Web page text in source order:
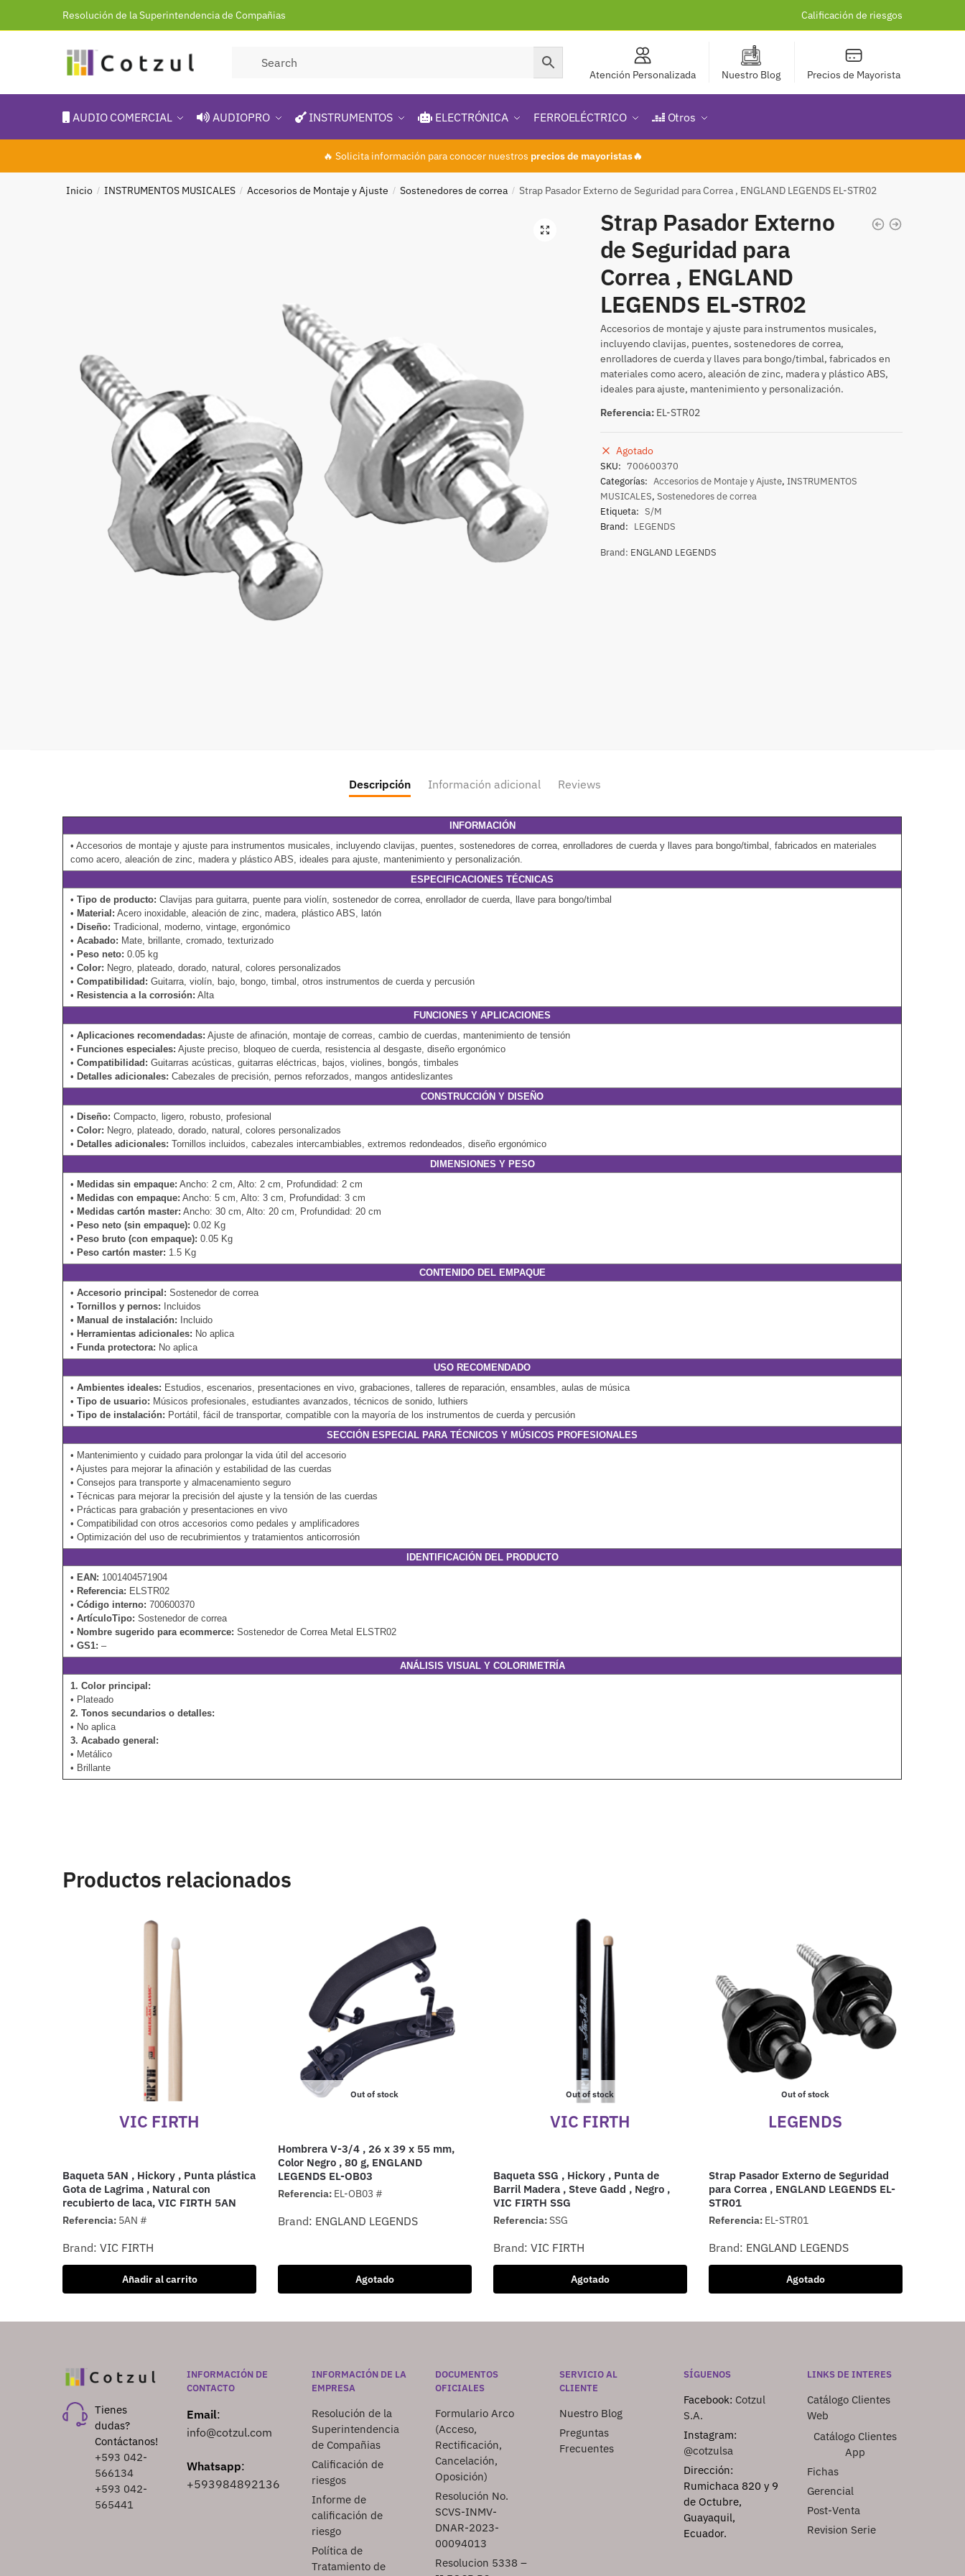
Resolución de la Superintendencia de Compañias Calificación de riesgos
Atención Personalizada Nuestro Blog Precios de Mayorista
AUDIO COMERCIAL AUDIOPRO INSTRUMENTOS ELECTRÓNICA FERROELÉCTRICO Otros
🔥 Solicita información para conocer nuestros precios de mayoristas🔥
Inicio / INSTRUMENTOS MUSICALES / Accesorios de Montaje y Ajuste / Sostenedores de correa / Strap Pasador Externo de Seguridad para Correa , ENGLAND LEGENDS EL-STR02
🔍
Strap Pasador Externo
de Seguridad para
Correa , ENGLAND
LEGENDS EL-STR02
Accesorios de montaje y ajuste para instrumentos musicales,
incluyendo clavijas, puentes, sostenedores de correa,
enrolladores de cuerda y llaves para bongo/timbal, fabricados en
materiales como acero, aleación de zinc, madera y plástico ABS,
ideales para ajuste, mantenimiento y personalización.
Referencia: EL-STR02
Agotado
SKU: 700600370
Categorías: Accesorios de Montaje y Ajuste, INSTRUMENTOS
MUSICALES, Sostenedores de correa
Etiqueta: S/M
Brand: LEGENDS
Brand: ENGLAND LEGENDS
Descripción Información adicional Reviews
INFORMACIÓN
• Accesorios de montaje y ajuste para instrumentos musicales, incluyendo clavijas, puentes, sostenedores de correa, enrolladores de cuerda y llaves para bongo/timbal, fabricados en materiales
como acero, aleación de zinc, madera y plástico ABS, ideales para ajuste, mantenimiento y personalización.
ESPECIFICACIONES TÉCNICAS
•Tipo de producto: Clavijas para guitarra, puente para violín, sostenedor de correa, enrollador de cuerda, llave para bongo/timbal
• Material: Acero inoxidable, aleación de zinc, madera, plástico ABS, latón
• Diseño: Tradicional, moderno, vintage, ergonómico
•Acabado: Mate, brillante, cromado, texturizado
• Peso neto: 0.05 kg
•Color: Negro, plateado, dorado, natural, colores personalizados
•Compatibilidad: Guitarra, violín, bajo, bongo, timbal, otros instrumentos de cuerda y percusión
• Resistencia a la corrosión: Alta
FUNCIONES Y APLICACIONES
•Aplicaciones recomendadas: Ajuste de afinación, montaje de correas, cambio de cuerdas, mantenimiento de tensión
• Funciones especiales: Ajuste preciso, bloqueo de cuerda, resistencia al desgaste, diseño ergonómico
•Compatibilidad: Guitarras acústicas, guitarras eléctricas, bajos, violines, bongós, timbales
• Detalles adicionales: Cabezales de precisión, pernos reforzados, mangos antideslizantes
CONSTRUCCIÓN Y DISEÑO
• Diseño: Compacto, ligero, robusto, profesional
•Color: Negro, plateado, dorado, natural, colores personalizados
• Detalles adicionales: Tornillos incluidos, cabezales intercambiables, extremos redondeados, diseño ergonómico
DIMENSIONES Y PESO
• Medidas sin empaque: Ancho: 2 cm, Alto: 2 cm, Profundidad: 2 cm
• Medidas con empaque: Ancho: 5 cm, Alto: 3 cm, Profundidad: 3 cm
• Medidas cartón master: Ancho: 30 cm, Alto: 20 cm, Profundidad: 20 cm
• Peso neto (sin empaque): 0.02 Kg
• Peso bruto (con empaque): 0.05 Kg
• Peso cartón master: 1.5 Kg
CONTENIDO DEL EMPAQUE
•Accesorio principal: Sostenedor de correa
•Tornillos y pernos: Incluidos
• Manual de instalación: Incluido
• Herramientas adicionales: No aplica
• Funda protectora: No aplica
USO RECOMENDADO
•Ambientes ideales: Estudios, escenarios, presentaciones en vivo, grabaciones, talleres de reparación, ensambles, aulas de música
•Tipo de usuario: Músicos profesionales, estudiantes avanzados, técnicos de sonido, luthiers
•Tipo de instalación: Portátil, fácil de transportar, compatible con la mayoría de los instrumentos de cuerda y percusión
SECCIÓN ESPECIAL PARA TÉCNICOS Y MÚSICOS PROFESIONALES
• Mantenimiento y cuidado para prolongar la vida útil del accesorio
• Ajustes para mejorar la afinación y estabilidad de las cuerdas
• Consejos para transporte y almacenamiento seguro
• Técnicas para mejorar la precisión del ajuste y la tensión de las cuerdas
• Prácticas para grabación y presentaciones en vivo
• Compatibilidad con otros accesorios como pedales y amplificadores
• Optimización del uso de recubrimientos y tratamientos anticorrosión
IDENTIFICACIÓN DEL PRODUCTO
• EAN: 1001404571904
• Referencia: ELSTR02
•Código interno: 700600370
•ArtículoTipo: Sostenedor de correa
• Nombre sugerido para ecommerce: Sostenedor de Correa Metal ELSTR02
•GS1: –
ANÁLISIS VISUAL Y COLORIMETRÍA
1. Color principal:
• Plateado
2. Tonos secundarios o detalles:
• No aplica
3. Acabado general:
• Metálico
• Brillante
Productos relacionados
VIC FIRTH
Baqueta 5AN , Hickory , Punta plástica
Gota de Lagrima , Natural con
recubierto de laca, VIC FIRTH 5AN
Referencia: 5AN #
Brand:VIC FIRTH
Añadir al carrito
Out of stock
Hombrera V-3/4 , 26 x 39 x 55 mm,
Color Negro , 80 g, ENGLAND
LEGENDS EL-OB03
Referencia: EL-OB03 #
Brand: ENGLAND LEGENDS
Agotado
Out of stock
VIC FIRTH
Baqueta SSG , Hickory , Punta de
Barril Madera , Steve Gadd , Negro ,
VIC FIRTH SSG
Referencia:SSG
Brand: VIC FIRTH
Agotado
Out of stock
LEGENDS
Strap Pasador Externo de Seguridad
para Correa , ENGLAND LEGENDS EL-
STR01
Referencia: EL-STR01
Brand: ENGLAND LEGENDS
Agotado
Tienes
dudas?
Contáctanos!
+593 042-
566134
+593 042-
565441
INFORMACIÓN DE
CONTACTO
Email:
info@cotzul.com
Whatsapp:
+593984892136
INFORMACIÓN DE LA
EMPRESA
Resolución de la
Superintendencia
de Compañias
Calificación de
riesgos
Informe de
calificación de
riesgo
Política de
Tratamiento de
DOCUMENTOS
OFICIALES
Formulario Arco
(Acceso,
Rectificación,
Cancelación,
Oposición)
Resolución No.
SCVS-INMV-
DNAR-2023-
00094013
Resolucion 5338 –
SERVICIO AL
CLIENTE
Nuestro Blog
Preguntas
Frecuentes
SÍGUENOS
Facebook: Cotzul
S.A.
Instagram:
@cotzulsa
Dirección:
Rumichaca 820 y 9
de Octubre,
Guayaquil,
Ecuador.
LINKS DE INTERES
Catálogo Clientes
Web
Catálogo Clientes
App
Fichas
Gerencial
Post-Venta
Revision Serie